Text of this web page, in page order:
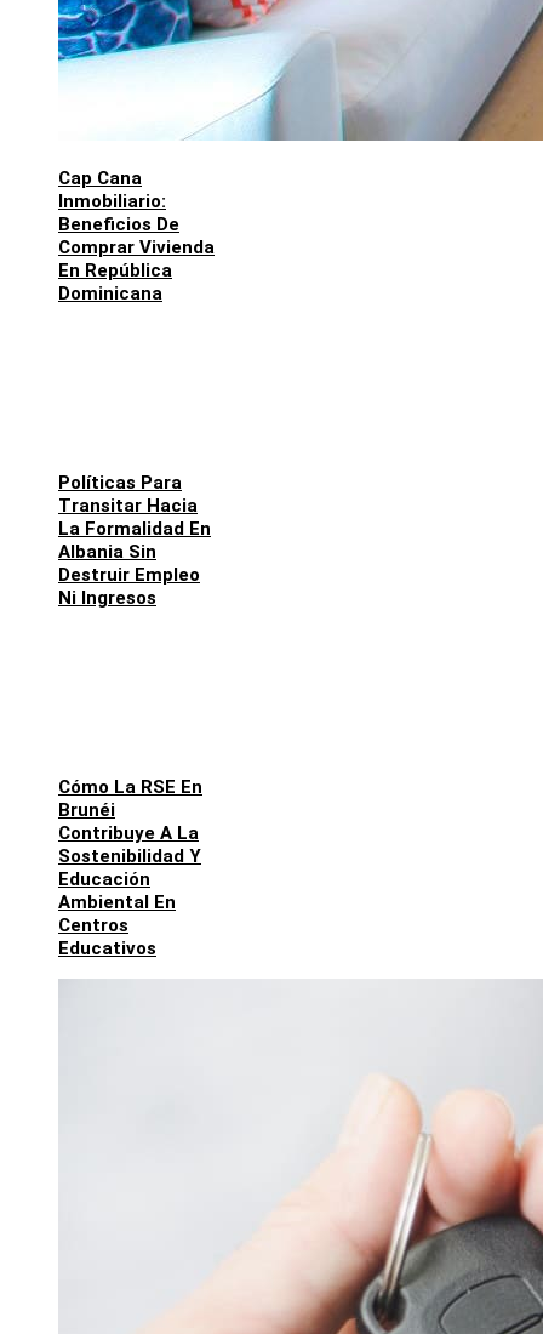
Cap Cana
Inmobiliario:
Beneficios De
Comprar Vivienda
En República
Dominicana
Políticas Para
Transitar Hacia
La Formalidad En
Albania Sin
Destruir Empleo
Ni Ingresos
Cómo La RSE En
Brunéi
Contribuye A La
Sostenibilidad Y
Educación
Ambiental En
Centros
Educativos